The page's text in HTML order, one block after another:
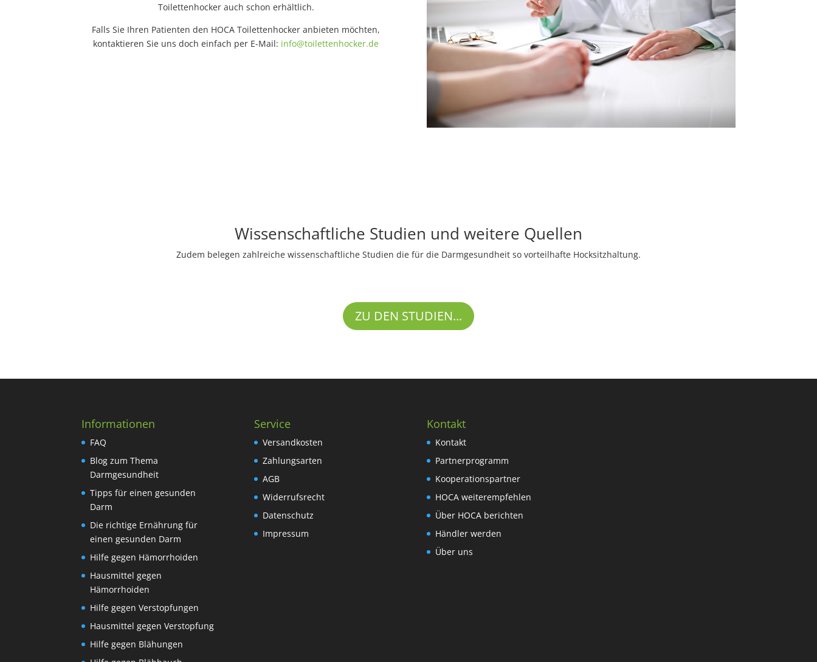
Toilettenhocker auch schon erhältlich.
Falls Sie Ihren Patienten den HOCA Toilettenhocker anbieten möchten,
kontaktieren Sie uns doch einfach per E-Mail: info@toilettenhocker.de
Wissenschaftliche Studien und weitere Quellen
Zudem belegen zahlreiche wissenschaftliche Studien die für die Darmgesundheit so vorteilhafte Hocksitzhaltung.
ZU DEN STUDIEN...
Informationen
FAQ
Blog zum Thema
Darmgesundheit
Tipps für einen gesunden
Darm
Die richtige Ernährung für
einen gesunden Darm
Hilfe gegen Hämorrhoiden
Hausmittel gegen
Hämorrhoiden
Hilfe gegen Verstopfungen
Hausmittel gegen Verstopfung
Hilfe gegen Blähungen
Service
Versandkosten
Zahlungsarten
AGB
Widerrufsrecht
Datenschutz
Impressum
Kontakt
Kontakt
Partnerprogramm
Kooperationspartner
HOCA weiterempfehlen
Über HOCA berichten
Händler werden
Über uns